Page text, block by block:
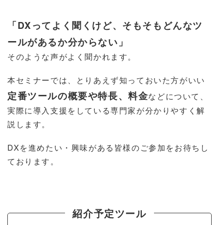
「DXってよく聞くけど、そもそもどんなツ
ールがあるか分からない」
そのような声がよく聞かれます。
本セミナーでは、とりあえず知っておいた方がいい
定番ツールの概要や特長、料金などについて、
実際に導入支援をしている専門家が分かりやすく解
説します。
DXを進めたい・興味がある皆様のご参加をお待ちし
ております。
紹介予定ツール